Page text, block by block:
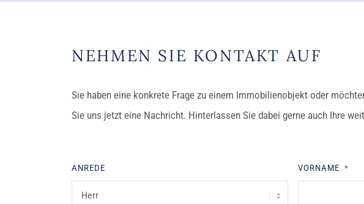
NEHMEN SIE KONTAKT AUF
Sie haben eine konkrete Frage zu einem Immobilienobjekt oder
Sie uns jetzt eine Nachricht. Hinterlassen Sie dabei gerne auch Ihre
ANREDE VORNAME *